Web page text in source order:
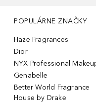
POPULÁRNE ZNAČKY
Haze Fragrances
Dior
NYX Professional
Genabelle
Better World Fragrance
House by Drake